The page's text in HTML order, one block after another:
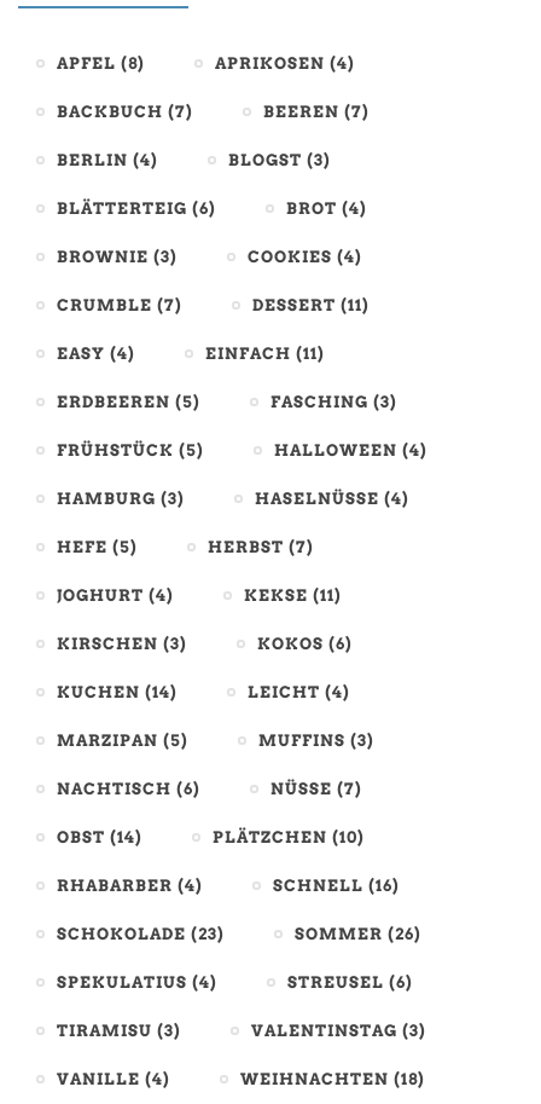
APFEL (8) APRIKOSEN (4)
BACKBUCH (7) BEEREN (7)
BERLIN (4) BLOGST (3)
BLÄTTERTEIG (6) BROT (4)
BROWNIE (3) COOKIES (4)
CRUMBLE (7) DESSERT (11)
EASY (4) EINFACH (11)
ERDBEEREN (5) FASCHING (3)
FRÜHSTÜCK (5) HALLOWEEN (4)
HAMBURG (3) HASELNÜSSE (4)
HEFE (5) HERBST (7)
JOGHURT (4) KEKSE (11)
KIRSCHEN (3) KOKOS (6)
KUCHEN (14) LEICHT (4)
MARZIPAN (5) MUFFINS (3)
NACHTISCH (6) NÜSSE (7)
OBST (14) PLÄTZCHEN (10)
RHABARBER (4) SCHNELL (16)
SCHOKOLADE (23) SOMMER (26)
SPEKULATIUS (4) STREUSEL (6)
TIRAMISU (3) VALENTINSTAG (3)
VANILLE (4) WEIHNACHTEN (18)